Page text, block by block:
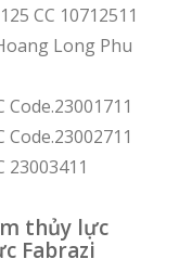
CC 10712511
Long Phu
Code.23001711
Code.23002711
23003411
thủy lực
Fabrazi